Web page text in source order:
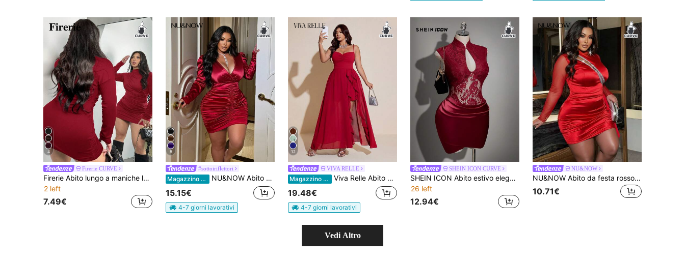
4
Firerie CURVE
Firerie Abito lungo a maniche lunghe con arricciature, di colore tinta unita, di moda e sexy, per taglie forti
2 left
7.49€
8
#sottoiriflettori
Magazzino EU NU&NOW Abito sexy aderente con scollo a V profondo, arricciature e maniche a palloncino, taglie forti per donne
15.15€
4-7 giorni lavorativi
12
VIVA RELLE
Magazzino EU Viva Relle Abito elegante e romantico per feste/matrimoni, da donna taglia comoda, leggero, con spalline sottili, vita arricciata, in chiffon fluido con balze e spacco alto, adatto per primavera/estate
19.48€
4-7 giorni lavorativi
SHEIN ICON CURVE
SHEIN ICON Abito estivo elegante taglie forti da donna in stile cinese moderno, slim fit, bordeaux, con colletto alto retrò, scollo a goccia traforato, pizzo rosso e raso, outfit da banchetto
26 left
12.94€
NU&NOW
NU&NOW Abito da festa rosso sexy per donne taglia curvy
10.71€
Vedi Altro